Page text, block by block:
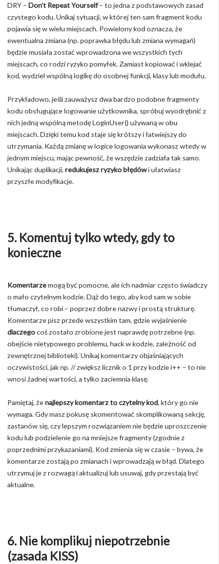
DRY – Don’t Repeat Yourself– to jedna z podstawowych zasad
czystego kodu. Unikaj sytuacji, w której ten sam fragment kodu
pojawia się w wielu miejscach. Powielony kod oznacza, że
ewentualna zmiana (np. poprawka błędu lub zmiana wymagań)
będzie musiała zostać wprowadzona we wszystkich tych
miejscach, co rodzi ryzyko pomyłek. Zamiast kopiować i wklejać
kod, wydziel wspólną logikę do osobnej funkcji, klasy lub modułu.
Przykładowo, jeśli zauważysz dwa bardzo podobne fragmenty
kodu obsługujące logowanie użytkownika, spróbuj wyodrębnić z
nich jedną wspólną metodę LoginUser() używaną w obu
miejscach. Dzięki temu kod staje się krótszy i łatwiejszy do
utrzymania. Każdą zmianę w logice logowania wykonasz wtedy w
jednym miejscu, mając pewność, że wszędzie zadziała tak samo.
Unikając duplikacji, redukujesz ryzyko błędówi ułatwiasz
przyszłe modyfikacje.
5. Komentuj tylko wtedy, gdy to
konieczne
Komentarzemogą być pomocne, ale ich nadmiar często świadczy
o mało czytelnym kodzie. Dąż do tego, aby kod sam w sobie
tłumaczył, co robi – poprzez dobre nazwy i prostą strukturę.
Komentarze pisz przede wszystkim tam, gdzie wyjaśnienie
dlaczegocoś zostało zrobione jest naprawdę potrzebne (np.
obejście nietypowego problemu, hack w kodzie, zależność od
zewnętrznej biblioteki). Unikaj komentarzy objaśniających
oczywistości, jak np. // zwiększ licznik o 1 przy kodzie i++ – to nie
wnosi żadnej wartości, a tylko zaciemnia klasę.
Pamiętaj, żenajlepszy komentarz to czytelny kod, który go nie
wymaga. Gdy masz pokusę skomentować skomplikowaną sekcję,
zastanów się, czy lepszym rozwiązaniem nie będzie uproszczenie
kodu lub podzielenie go na mniejsze fragmenty (zgodnie z
poprzednimi przykazaniami). Kod zmienia się w czasie – bywa, że
komentarze zostają po zmianach i wprowadzają w błąd. Dlatego
utrzymuj je z rozwagą i aktualizuj lub usuwaj, gdy przestają być
aktualne.
6. Nie komplikuj niepotrzebnie
(zasada KISS)